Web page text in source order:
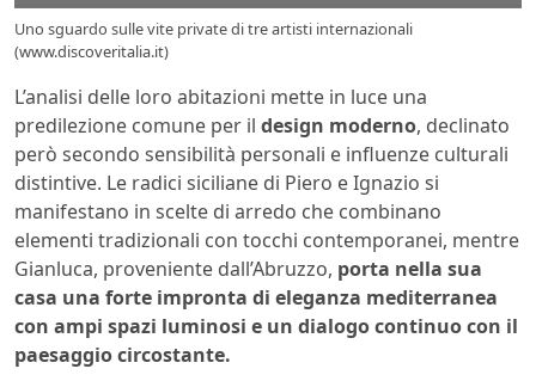
Uno sguardo sulle vite private di tre artisti internazionali
(www.discoveritalia.it)
L’analisi delle loro abitazioni mette in luce una
predilezione comune per il design moderno, declinato
però secondo sensibilità personali e influenze culturali
distintive. Le radici siciliane di Piero e Ignazio si
manifestano in scelte di arredo che combinano
elementi tradizionali con tocchi contemporanei, mentre
Gianluca, proveniente dall’Abruzzo, porta nella sua
casa una forte impronta di eleganza mediterranea
con ampi spazi luminosi e un dialogo continuo con il
paesaggio circostante.